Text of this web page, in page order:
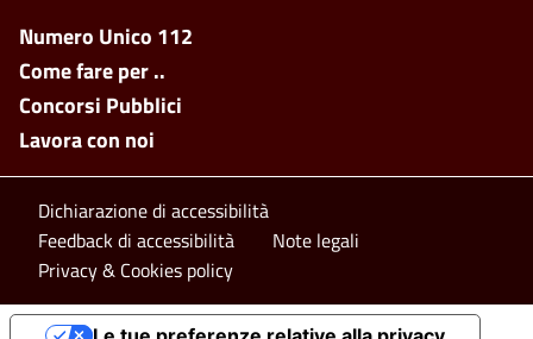
Footer side menu
Numero Unico 112
Come fare per ..
Concorsi Pubblici
Lavora con noi
Footer bottom
Dichiarazione di accessibilità
Feedback di accessibilità
Note legali
Privacy & Cookies policy